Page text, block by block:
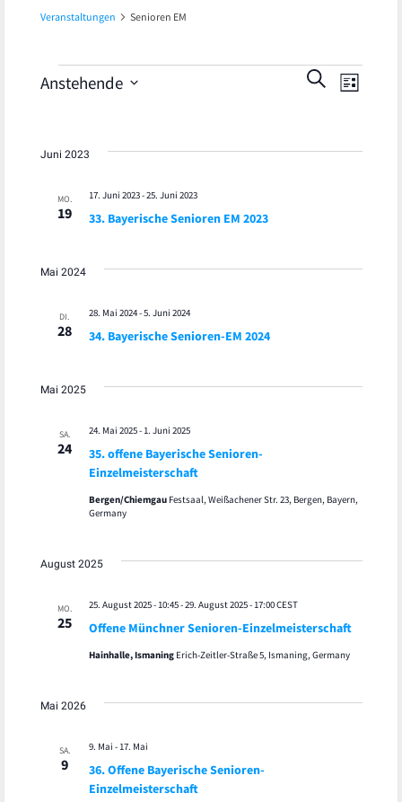
Veranstaltungen Senioren EM
Veranstaltungen
und
SUCHE
LISTE
Anstehende
Juni 2023
MO.
19 33. Bayerische Senioren EM 2023
17. Juni 2023-25. Juni 2023
Mai 2024
DI.
28 34. Bayerische Senioren-EM 2024
28. Mai 2024-5. Juni 2024
Mai 2025
SA.
24
35. offene Bayerische Senioren-
Einzelmeisterschaft
24. Mai 2025- 1. Juni 2025
Bergen/Chiemgau Festsaal, Weißachener Str. 23, Bergen, Bayern,
Germany
August 2025
MO.
25 Offene Münchner Senioren-Einzelmeisterschaft
25. August 2025 - 10:45-29. August 2025 - 17:00CEST
Hainhalle, Ismaning Erich-Zeitler-Straße 5, Ismaning, Germany
Mai 2026
SA.
9
36. Offene Bayerische Senioren-
Einzelmeisterschaft
9. Mai - 17. Mai